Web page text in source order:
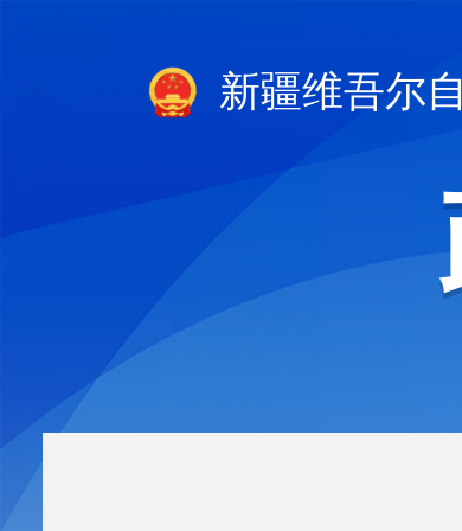
新疆维吾尔